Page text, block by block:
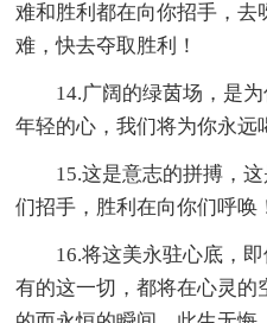
难和胜利都在向你招手，去
难，快去夺取胜利！
14.广阔的绿茵场，是
年轻的心，我们将为你永远
15.这是意志的拼搏，
们招手，胜利在向你们呼唤
16.将这美永驻心底，
有的这一切，都将在心灵的